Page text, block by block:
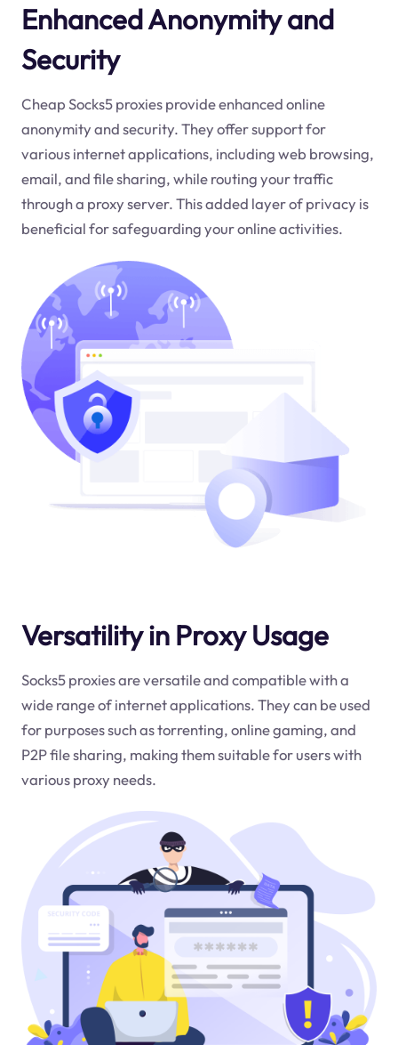
Enhanced Anonymity and
Security
Cheap Socks5 proxies provide enhanced online
anonymity and security. They offer support for
various internet applications, including web browsing,
email, and file sharing, while routing your traffic
through a proxy server. This added layer of privacy is
beneficial for safeguarding your online activities.
Versatility in Proxy Usage
Socks5 proxies are versatile and compatible with a
wide range of internet applications. They can be used
for purposes such as torrenting, online gaming, and
P2P file sharing, making them suitable for users with
various proxy needs.